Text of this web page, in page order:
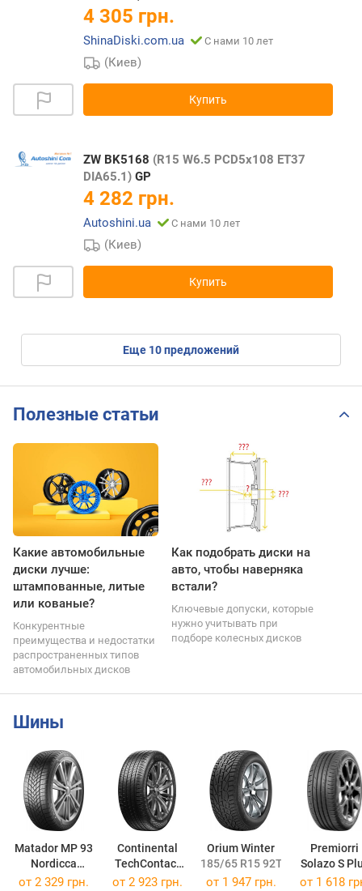
4 305 грн.
ShinaDiski.com.ua С нами 10 лет
(Киев)
Купить
ZW BK5168 (R15 W6.5 PCD5x108 ET37
DIA65.1) GP
4 282 грн.
Autoshini.ua С нами 10 лет
(Киев)
Купить
eще 10предложений
Полезные статьи
Какие автомобильные
диски лучше:
штампованные, литые
или кованые?
Конкурентные
преимущества и недостатки
распространенных типов
автомобильных дисков
Как подобрать диски на
авто, чтобы наверняка
встали?
Ключевые допуски, которые
нужно учитывать при
подборе колесных дисков
Шины
Matador MP 93
Nordicca
195/65 R15 91T
Continental
TechContact
TC6
Orium Winter
185/65 R15 92T
Premiorri
Solazo S
195/65 R15
от 2 329 грн. от 2 923 грн. от 1 947 грн. от 1 618